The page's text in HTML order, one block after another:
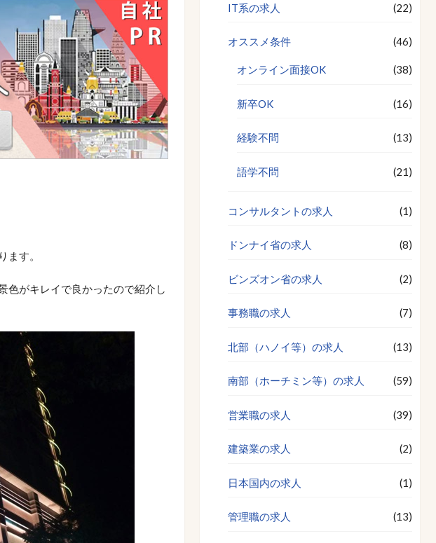
す。
色がキレイで良かったので紹介し
IT系の求人 (22)
オススメ条件 (46)
オンライン面接OK (38)
新卒OK (16)
経験不問 (13)
語学不問 (21)
コンサルタントの求人 (1)
ドンナイ省の求人 (8)
ビンズオン省の求人 (2)
事務職の求人 (7)
北部（ハノイ等）の求人 (13)
南部（ホーチミン等）の求人 (59)
営業職の求人 (39)
建築業の求人 (2)
日本国内の求人 (1)
管理職の求人 (13)